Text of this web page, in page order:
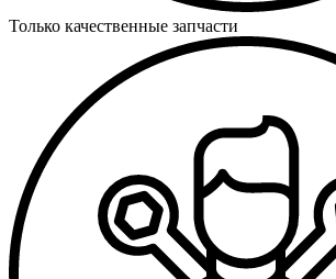
Только качественные запчасти